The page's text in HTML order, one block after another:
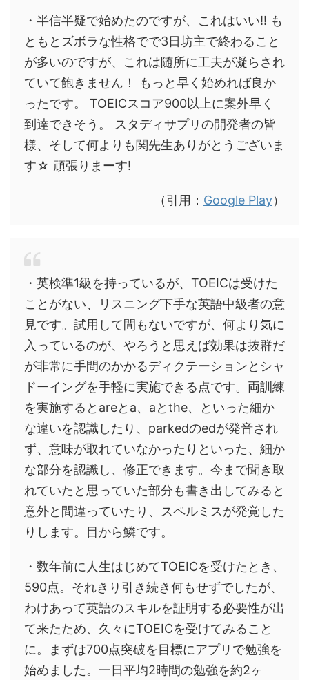
・半信半疑で始めたのですが、これはいい‼ も
ともとズボラな性格でで3日坊主で終わること
が多いのですが、これは随所に工夫が凝らされ
ていて飽きません！ もっと早く始めれば良か
ったです。 TOEICスコア900以上に案外早く
到達できそう。 スタディサプリの開発者の皆
様、そして何よりも関先生ありがとうございま
す☆ 頑張りまーす!
（引用： Google Play）
・英検準1級を持っているが、TOEICは受けた
ことがない、リスニング下手な英語中級者の意
見です。試用して間もないですが、何より気に
入っているのが、やろうと思えば効果は抜群だ
が非常に手間のかかるディクテーションとシャ
ドーイングを手軽に実施できる点です。両訓練
を実施するとareとa、aとthe、といった細か
な違いを認識したり、parkedのedが発音され
ず、意味が取れていなかったりといった、細か
な部分を認識し、修正できます。今まで聞き取
れていたと思っていた部分も書き出してみると
意外と間違っていたり、スペルミスが発覚した
りします。目から鱗です。
・数年前に人生はじめてTOEICを受けたとき、
590点。それきり引き続き何もせずでしたが、
わけあって英語のスキルを証明する必要性が出
て来たため、久々にTOEICを受けてみること
に。まずは700点突破を目標にアプリで勉強を
始めました。一日平均2時間の勉強を約2ヶ